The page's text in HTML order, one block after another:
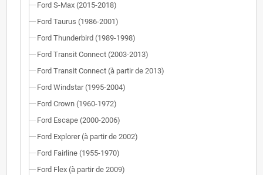
Ford S-Max (2015-2018)
Ford Taurus (1986-2001)
Ford Thunderbird (1989-1998)
Ford Transit Connect (2003-2013)
Ford Transit Connect (à partir de 2013)
Ford Windstar (1995-2004)
Ford Crown (1960-1972)
Ford Escape (2000-2006)
Ford Explorer (à partir de 2002)
Ford Fairline (1955-1970)
Ford Flex (à partir de 2009)